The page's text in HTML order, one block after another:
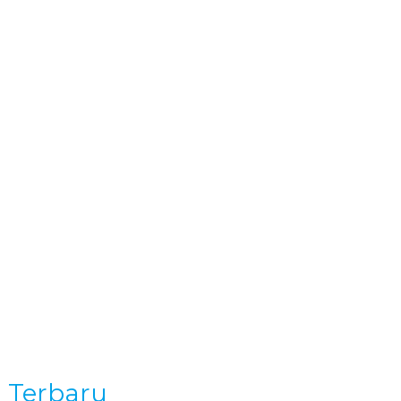
Terbaru